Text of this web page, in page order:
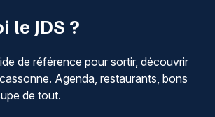
le JDS ?
de référence pour sortir, découvrir
Agenda, restaurants, bons
de tout.